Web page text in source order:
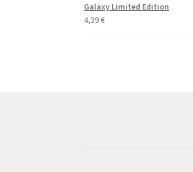
Galaxy Limited Edition
4,39€